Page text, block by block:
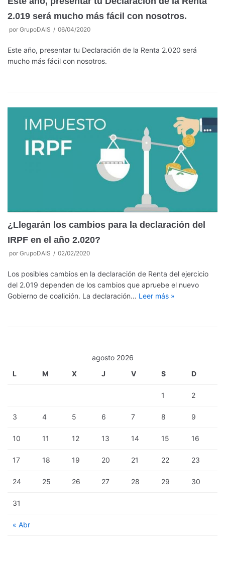
2.019 será mucho más fácil con nosotros.
por GrupoDAIS 06/04/2020
Este año, presentar tu Declaración de la Renta 2.020 será
mucho más fácil con nosotros.
¿Llegarán los cambios para la declaración del
IRPF en el año 2.020?
por GrupoDAIS 02/02/2020
Los posibles cambios en la declaración de Renta del ejercicio
del 2.019 dependen de los cambios que apruebe el nuevo
Gobierno de coalición. La declaración… Leer más »
agosto 2026
L
M X J V S D
« Abr
1 2
3 4 5 6 7 8 9
10 11 12 13 14 15 16
17 18 19 20 21 22 23
24 25 26 27 28 29 30
31